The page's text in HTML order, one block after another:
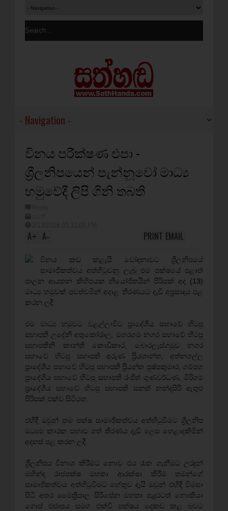
විනය පරීක්ෂණ එපා -
ශ්‍රීලනිපයෙන් පැන්නූවෝ මාධ්‍ය
හමුවේදී ලිපි ගිනි තබති
A+ A- EMAIL
PRINT
විනය කඩ කළැයි චෝදනාවට ශ්‍රීලනිපයේ
සාමාජිකත්වය අත්හිටුවනු ලැබූ එම පක්ෂයේ පළාත්
පාලන ආයතන කිහිපයක නියෝජිතයින් පිරිසක් අද (13)
මාධ්‍ය හමුවක් පවත්වමින් අදාළ තීරණයට දැඩි අප්‍රසාදය පළ
කරන ලදී.
එම මාධ්‍ය හමුවට වළල්ලාවිට ප්‍රාදේශීය සභාවේ හිටපු
සභාපති උදේනි අතුකෝරාල, මහරගම නගර සභාවේ හිටපු
සභාපතිනි කාන්ති කොඩිකාර, බොරලැස්ගමුව නගර
සභාවේ හිටපු සභාපති අරුණ ප්‍රියශාන්ත, අත්නගල්ල
ප්‍රාදේශීය සභාවේ හිටපු සභාපති ප්‍රියන්ත පුෂ්පකුමාර, ගම්පහ
ප්‍රාදේශීය සභාවේ හිටපු සභාපති රංජිත් ගුණවර්ධණ, මීරිගම
ප්‍රාදේශීය සභාවේ හිටපු සභාපති සනත් නන්දසිරි ඇතුළු
පිරිසක් එක්ව සිටියහ.
එහිදී ඔවුන් තම පක්ෂ සාමාජිකත්වය අත්හිටුවීමට ශ්‍රීලනිප
මධ්‍යම කාරක සභාව ගත් තීරණය දැඩි ලෙස හෙළාදකිමින්
අදහස් පළ කරන ලදී.
ශ්‍රීලනිපය විනාශ කිරීමට නොව එය රැක ගැනීමට උරදුන්
මහින්ද රාජපක්ෂ මහතා ආරක්ෂා කිරීම තමන්ගේ
සාමාජිකත්වය අත්හිටුවීමට හේතුව දැයි ඔවුන් එහිදී විමසා
සිටි අතර මෛත්‍රිපාල සිරිසේන මහතා පැදුරටත් නොකියා
ගොස් එජාපය සමග එක්වී පක්ෂය දෙකඩ කළ බවට